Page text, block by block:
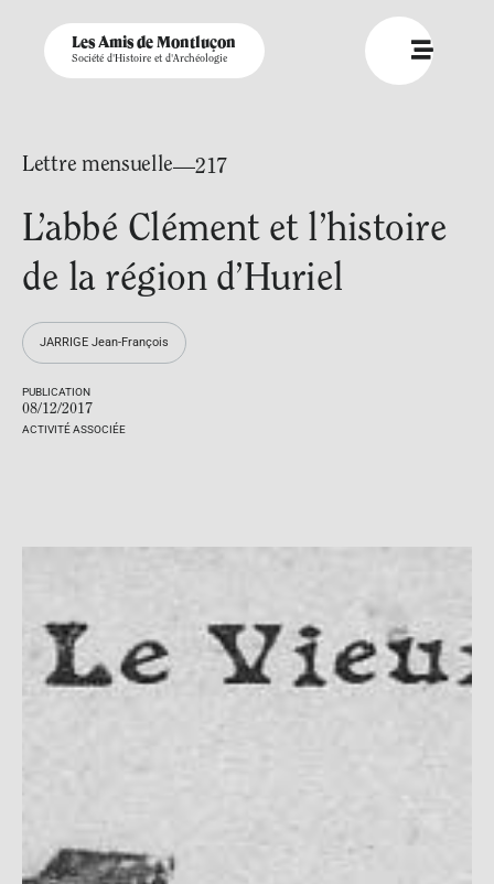
Les Amis de Montluçon
Société d'Histoire et d'Archéologie
Lettre mensuelle—217
L’abbé Clément et l’histoire
de la région d’Huriel
PUBLICATION
08/12/2017
ACTIVITÉ ASSOCIÉE
JARRIGE Jean-François